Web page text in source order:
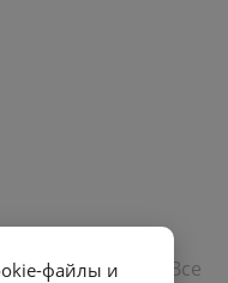
интернет-
Петербурга». Все
файлы и